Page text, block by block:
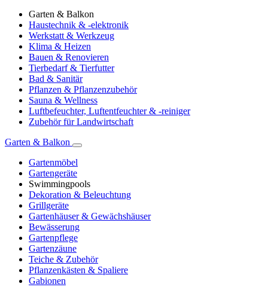
Garten & Balkon
Haustechnik & -elektronik
Werkstatt & Werkzeug
Klima & Heizen
Bauen & Renovieren
Tierbedarf & Tierfutter
Bad & Sanitär
Pflanzen & Pflanzenzubehör
Sauna & Wellness
Luftbefeuchter, Luftentfeuchter & -reiniger
Zubehör für Landwirtschaft
Garten & Balkon
Gartenmöbel
Gartengeräte
Swimmingpools
Dekoration & Beleuchtung
Grillgeräte
Gartenhäuser & Gewächshäuser
Bewässerung
Gartenpflege
Gartenzäune
Teiche & Zubehör
Pflanzenkästen & Spaliere
Gabionen